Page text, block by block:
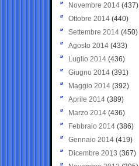
Novembre 2014 (437)
Ottobre 2014 (440)
Settembre 2014 (450)
Agosto 2014 (433)
Luglio 2014 (436)
Giugno 2014 (391)
Maggio 2014 (392)
Aprile 2014 (389)
Marzo 2014 (436)
Febbraio 2014 (386)
Gennaio 2014 (419)
Dicembre 2013 (367)